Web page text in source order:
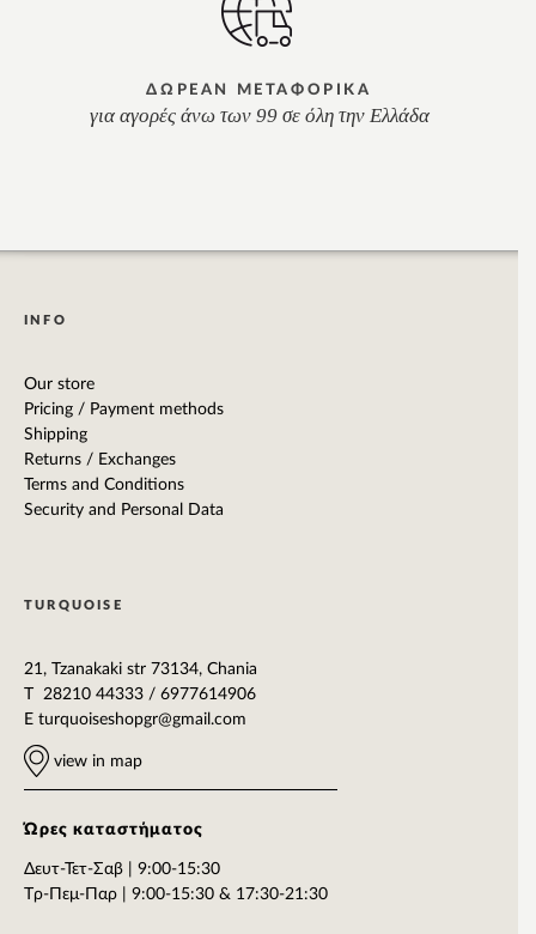
ΔΩΡΕΑΝ ΜΕΤΑΦΟΡΙΚΑ
για αγορές άνω των 99 σε όλη την Ελλάδα
INFO
Our store
Pricing / Payment methods
Shipping
Returns / Exchanges
Terms and Conditions
Security and Personal Data
TURQUOISE
21, Tzanakaki str 73134, Chania
T 28210 44333 / 6977614906
E turquoiseshopgr@gmail.com
view in map
Ώρες καταστήματος
Δευτ-Τετ-Σαβ | 9:00-15:30
Tρ-Πεμ-Παρ | 9:00-15:30 & 17:30-21:30